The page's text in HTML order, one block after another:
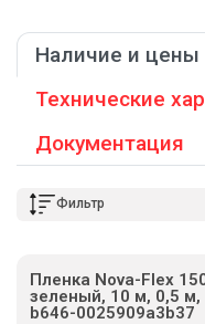
Наличие и цены
Технические
Документация
Фильтр
Пленка Nova-Flex
зеленый, 10 м, 0,5 м,
b646-0025909a3b37